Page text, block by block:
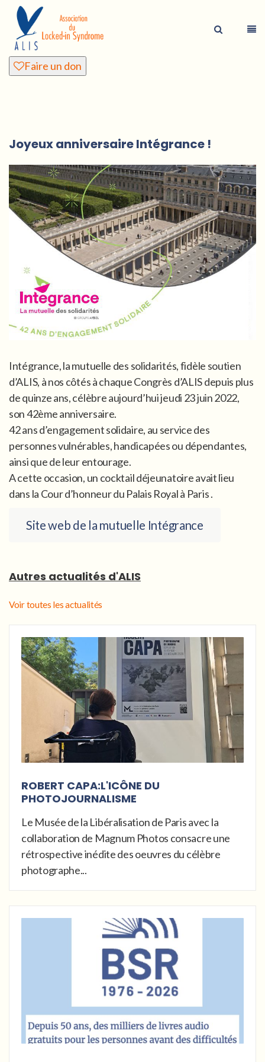
Faire un don
Joyeux anniversaire Intégrance !
Intégrance, la mutuelle des solidarités, fidèle soutien
d’ALIS, à nos côtés à chaque Congrès d’ALIS depuis plus
de quinze ans, célèbre aujourd’hui jeudi 23 juin 2022,
son 42ème anniversaire.
42 ans d’engagement solidaire, au service des
personnes vulnérables, handicapées ou dépendantes,
ainsi que de leur entourage.
A cette occasion, un cocktail déjeunatoire avait lieu
dans la Cour d’honneur du Palais Royal à Paris .
Site web de la mutuelle Intégrance
Autres actualités d'ALIS
Voir toutes les actualités
ROBERT CAPA:L'ICÔNE DU
PHOTOJOURNALISME
Le Musée de la Libéralisation de Paris avec la
collaboration de Magnum Photos consacre une
rétrospective inédite des oeuvres du célèbre
photographe...